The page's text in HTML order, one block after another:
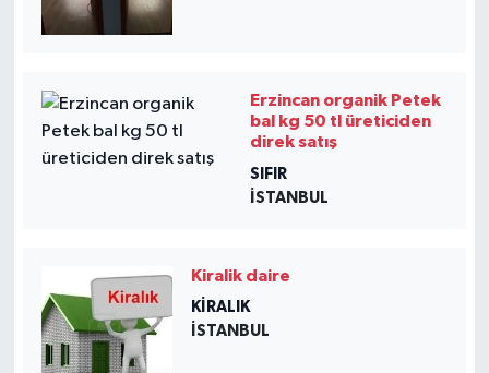
Erzincan organik Petek
bal kg 50 tl üreticiden
direk satış
SIFIR
İSTANBUL
Kiralik daire
KIRALIK
İSTANBUL